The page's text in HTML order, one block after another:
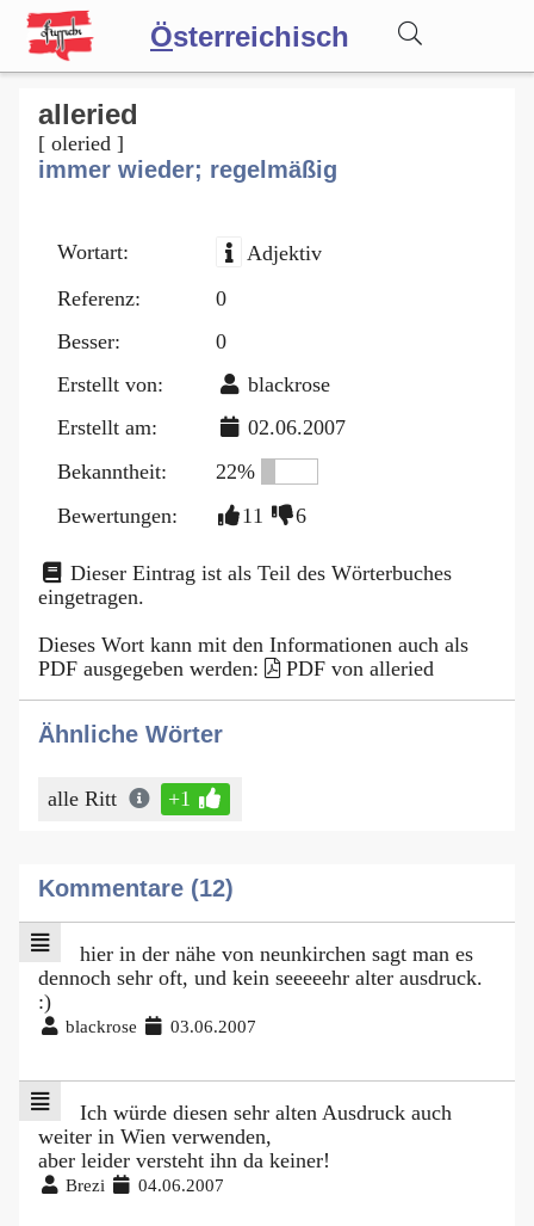
Österreichisch
Wörterbuch
Forum
Blog
alleried
[ oleried ]
immer wieder; regelmäßig
Wortart:
Adjektiv
Referenz:
0
Besser:
0
Erstellt von:
blackrose
Erstellt am:
02.06.2007
Bekanntheit:
22%
Bewertungen:
11 6
Dieser Eintrag ist als Teil des Wörterbuches
eingetragen.
Dieses Wort kann mit den Informationen auch als
PDF ausgegeben werden:
PDF von alleried
Ähnliche Wörter
alle Ritt +1
Kommentare (12)
hier in der nähe von neunkirchen sagt man es
dennoch sehr oft, und kein seeeeehr alter ausdruck.
:)
blackrose 03.06.2007
Ich würde diesen sehr alten Ausdruck auch
weiter in Wien verwenden,
aber leider versteht ihn da keiner!
Brezi 04.06.2007